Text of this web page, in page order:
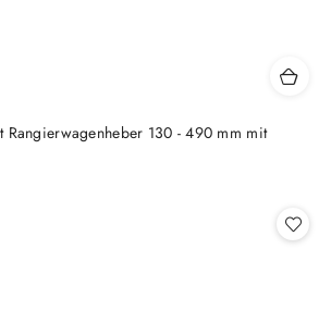
Rangierwagenheber 130 - 490 mm mit